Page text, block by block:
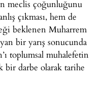
meclis çoğunluğunu
çıkması, hem de
beklenen Muharrem
bir yarış sonucunda
toplumsal muhalefetin
darbe olarak tarihe